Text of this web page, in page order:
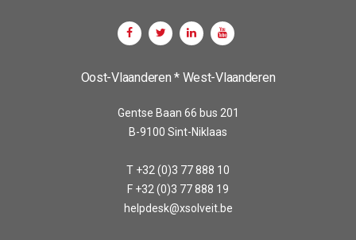
Oost-Vlaanderen * West-Vlaanderen
Gentse Baan 66 bus 201
B-9100 Sint-Niklaas
T +32 (0)3 77 888 10
F +32 (0)3 77 888 19
helpdesk@xsolveit.be